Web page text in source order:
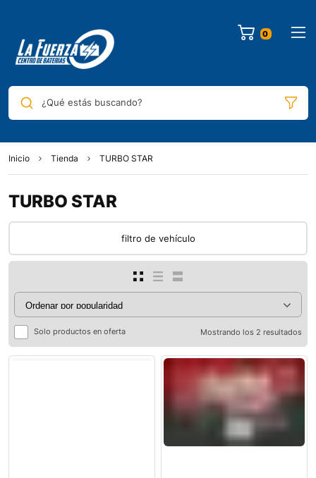
¿Qué estás buscando?
Inicio Tienda TURBO STAR
TURBO STAR
filtro de vehículo
Solo productos en oferta Mostrando los 2 resultados